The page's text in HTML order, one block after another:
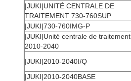
|JUKI|UNITÉ CENTRALE DE
TRAITEMENT 730-760SUP
|JUKI|730-760IMG-P
|JUKI|Unité centrale de traitement
2010-2040
|JUKI|2010-2040I/Q
|JUKI|2010-2040BASE